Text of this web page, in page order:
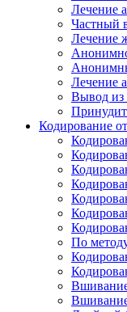
Лечение
Частный
Лечение
Лечение
Вывод из
Кодирование
По